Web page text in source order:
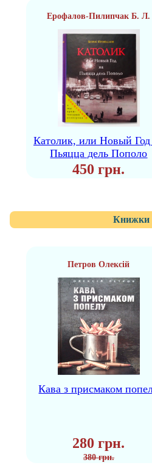
Ерофалов-Пилипчак Б. Л.
Католик, или Новый Год
Пьяцца дель Пополо
450 грн.
Книжки
Петров Олексій
Кава з присмаком
280 грн.
380 грн.